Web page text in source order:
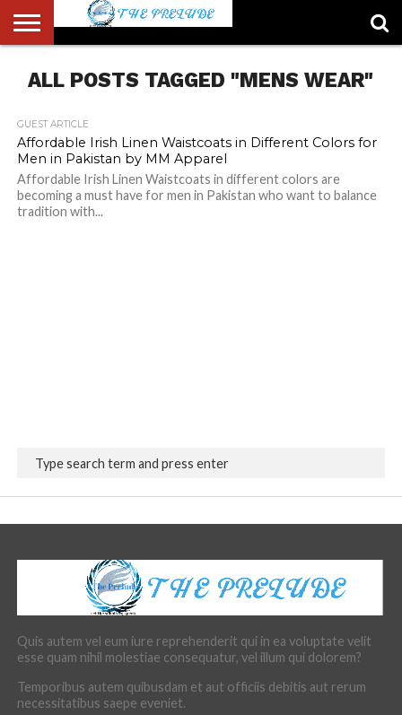
US
ACCOUNT
AUTHORS
LIST
FULL-
WIDTH
HOME
LATEST
NEWS
LOGIN
LOGOUT
MEMBERS
PASSWORD
RESET
REGISTER
SAMPLE
PAGE
TYPOGRAPHY
USER
ALL POSTS TAGGED "MENS WEAR"
GUEST ARTICLE
Affordable Irish Linen Waistcoats in Different Colors for
Men in Pakistan by MM Apparel
Affordable Irish Linen Waistcoats in different colors are
becoming a must have for men in Pakistan who want to balance
tradition with...
Quis autem vel eum iure reprehenderit qui in ea voluptate velit
esse quam nihil molestiae consequatur, vel illum qui dolorem?
Temporibus autem quibusdam et aut officiis debitis aut rerum
necessitatibus saepe eveniet.